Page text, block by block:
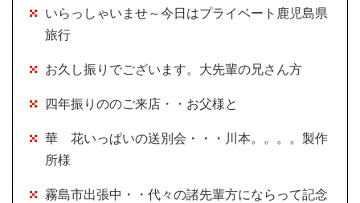
いらっしゃいませ～今日はプライベート鹿児島県
旅行
お久し振りでございます。大先輩の兄さん方
四年振りののご来店・・お父様と
華 花いっぱいの送別会・・・川本。。。。製作
所様
霧島市出張中・・代々の諸先輩方にならって記念